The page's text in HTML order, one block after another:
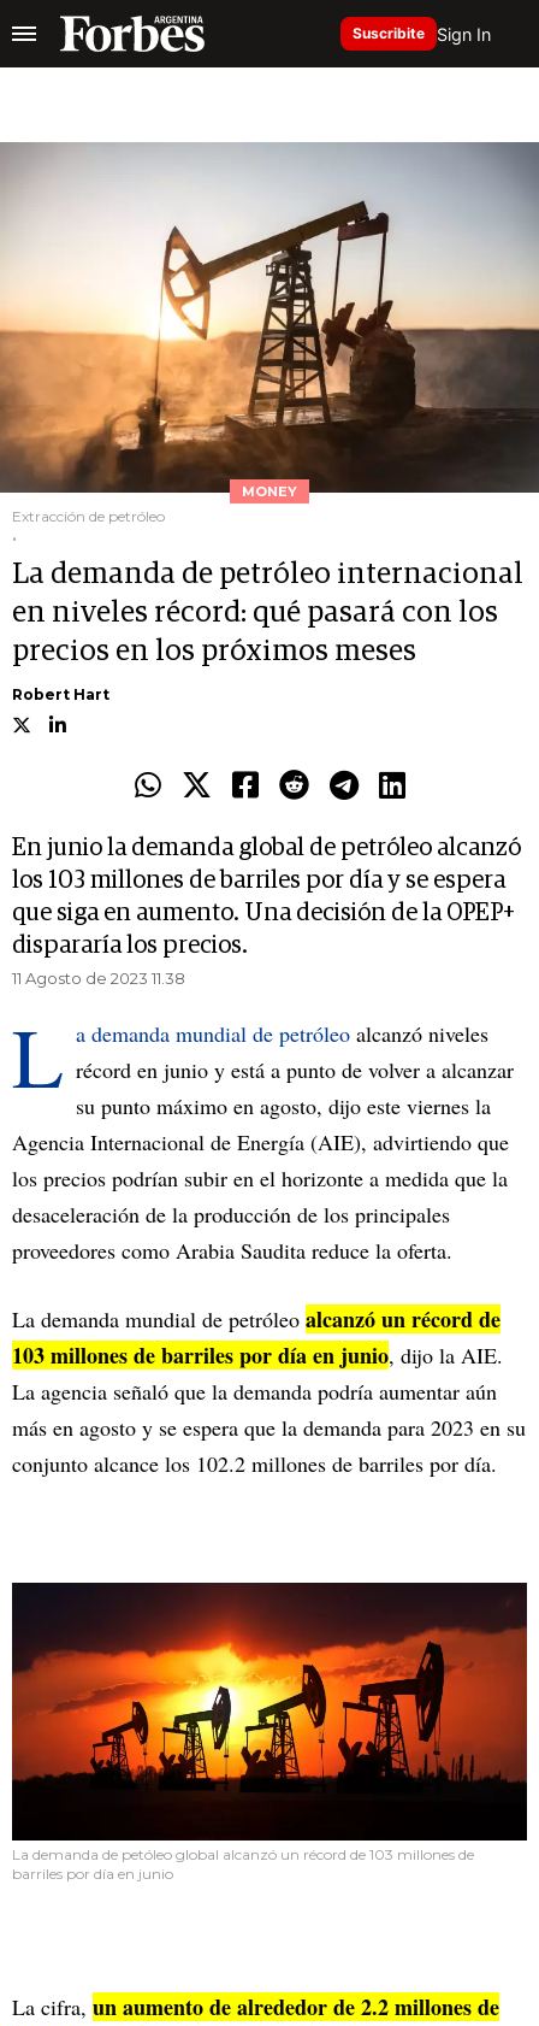
Suscribite Sign In
MONEY
Extracción de petróleo
.
La demanda de petróleo internacional
en niveles récord: qué pasará con los
precios en los próximos meses
Robert Hart
En junio la demanda global de petróleo alcanzó
los 103 millones de barriles por día y se espera
que siga en aumento. Una decisión de la OPEP+
dispararía los precios.
11 Agosto de 2023 11.38
L a demanda mundial de petróleo alcanzó niveles
récord en junio y está a punto de volver a alcanzar
su punto máximo en agosto, dijo este viernes la
Agencia Internacional de Energía (AIE), advirtiendo que
los precios podrían subir en el horizonte a medida que la
desaceleración de la producción de los principales
proveedores como Arabia Saudita reduce la oferta.
La demanda mundial de petróleo alcanzó un récord de
103 millones de barriles por día en junio, dijo la AIE.
La agencia señaló que la demanda podría aumentar aún
más en agosto y se espera que la demanda para 2023 en su
conjunto alcance los 102.2 millones de barriles por día.
La demanda de petóleo global alcanzó un récord de 103 millones de
barriles por día en junio
La cifra, un aumento de alrededor de 2.2 millones de